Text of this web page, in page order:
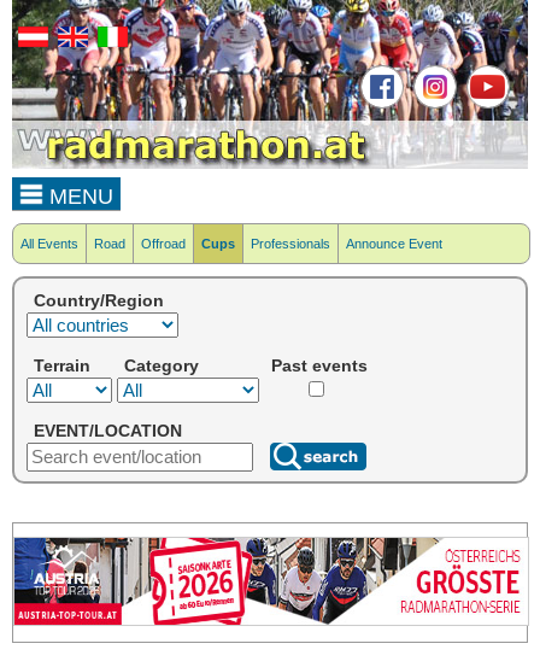
MENU
All Events Road Offroad Cups Professionals Announce Event
Country/Region
Terrain Category Past events
EVENT/LOCATION